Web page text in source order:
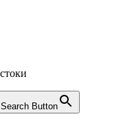
Search Button